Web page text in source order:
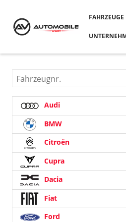
FAHRZEUGE
Fahrzeugnr.
Audi
BMW
Citroën
Cupra
Dacia
Fiat
Ford